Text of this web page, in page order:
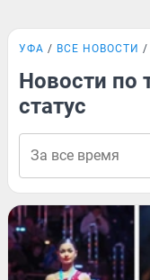
УФА ВСЕ НОВОСТИ
Новости по
статус